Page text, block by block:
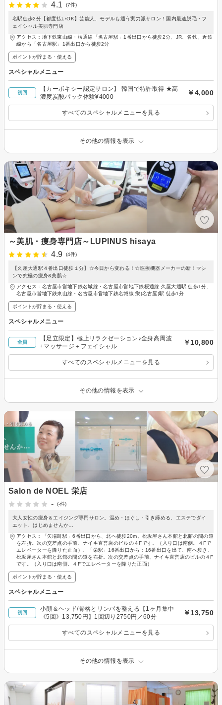
4.1
(7件)
名駅徒歩2分【都度払いOK】芸能人、モデルも通う実力派サロン！国内最速脱毛・フ
ェイシャル美肌専門店
アクセス：地下鉄東山線・桜通線「名古屋駅」1番出口から徒歩2分、JR、名鉄、近鉄
線から「名古屋駅」1番出口から徒歩2分
ポイントが貯まる・使える
スペシャルメニュー
初回
【カーボキシー認定サロン】 韓国で特許取得 ★高
濃度炭酸パック体験¥4000
￥4,000
すべてのスペシャルメニューを見る
その他の情報を表示
～美肌・痩身専門店～LUPINUS hisaya
4.9
(4件)
【久屋大通駅４番出口徒歩１分】☆今日から変わる！☆医療機器メーカーの新！マシ
ンで究極の痩身&美肌☆
アクセス：名古屋市営地下鉄名城線・名古屋市営地下鉄桜通線 久屋大通駅 徒歩1分、
名古屋市営地下鉄東山線・名古屋市営地下鉄名城線 栄(名古屋)駅 徒歩1分
ポイントが貯まる・使える
スペシャルメニュー
全員
【足立限定】極上リラクゼーション♪全身高周波
+マッサージ＋フェイシャル
￥10,800
すべてのスペシャルメニューを見る
その他の情報を表示
Salon de NOEL 栄店
-
(-件)
大人女性の痩身＆エイジング専門サロン。温め・ほぐし・引き締める、エステでダイ
エット、はじめませんか…
アクセス：「矢場町駅」6番出口から、北へ徒歩20m。松坂屋さん本館と北館の間の道
を左折。次の交差点の手前、ナイキ直営店のビルの４Fです。（入り口は南側。４Fで
エレベーターを降りた正面）、「栄駅」16番出口から：16番出口を出て、南へ歩き、
松坂屋さん本館と北館の間の道を右折。次の交差点の手前、ナイキ直営店のビルの４F
です。（入り口は南側。４Fでエレベーターを降りた正面）
ポイントが貯まる・使える
スペシャルメニュー
初回
小顔＆ヘッド/骨格とリンパを整える【1ヶ月集中
《5回》13,750円】1回辺り2750円／60分
￥13,750
すべてのスペシャルメニューを見る
その他の情報を表示